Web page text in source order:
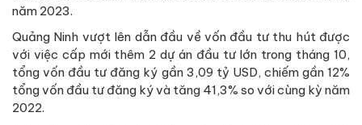
năm 2023.
Quảng Ninh vượt lên dẫn đầu về vốn đầu tư thu hút được
với việc cấp mới thêm 2 dự án đầu tư lớn trong tháng 10,
tổng vốn đầu tư đăng ký gần 3,09 tỷ USD, chiếm gần 12%
tổng vốn đầu tư đăng ký và tăng 41,3% so với cùng kỳ năm
2022.